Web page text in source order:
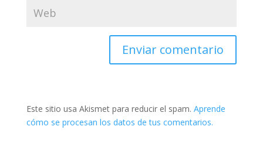
Este sitio usa Akismet para reducir el spam. Aprende
cómo se procesan los datos de tus comentarios.